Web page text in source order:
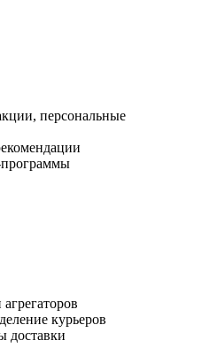
персональные
курьеров
доставки